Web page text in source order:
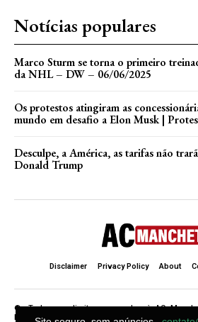
Notícias populares
Marco Sturm se torna o primeiro
da NHL – DW – 06/06/2025
Os protestos atingiram as
mundo em desafio a Elon Musk |
Desculpe, a América, as tarifas não
Donald Trump
Disclaimer Privacy Policy About
©. Todos os direitos reservados à AC
Manchete .